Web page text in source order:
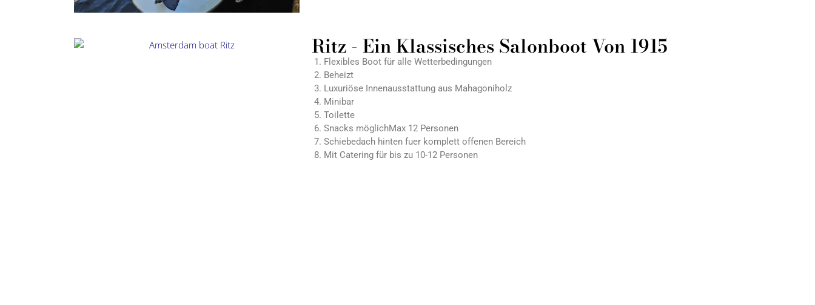
Ritz - Ein Klassisches Salonboot Von 1915
Flexibles Boot für alle Wetterbedingungen
Beheizt
Luxuriöse Innenausstattung aus Mahagoniholz
Minibar
Toilette
Snacks möglichMax 12 Personen
Schiebedach hinten fuer komplett offenen Bereich
Mit Catering für bis zu 10-12 Personen